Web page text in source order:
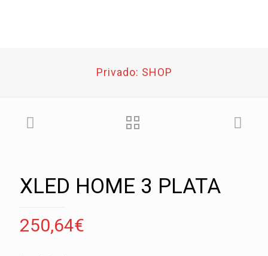
Privado: SHOP
XLED HOME 3 PLATA
250,64€